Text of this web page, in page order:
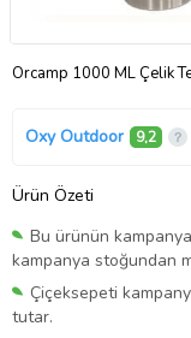
Orcamp 1000 ML Çelik
Oxy Outdoor 9,2
Ürün Özeti
Bu ürünün
kampanya stoğundan
Çiçeksepeti
tutar.